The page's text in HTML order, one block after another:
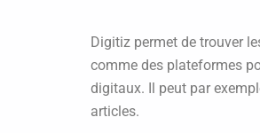
Digitiz permet de trouver
comme des plateformes
digitaux. Il peut par
articles.